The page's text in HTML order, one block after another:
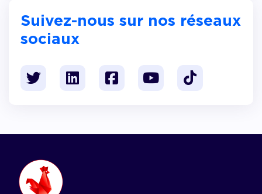
Suivez-nous sur nos réseaux
sociaux